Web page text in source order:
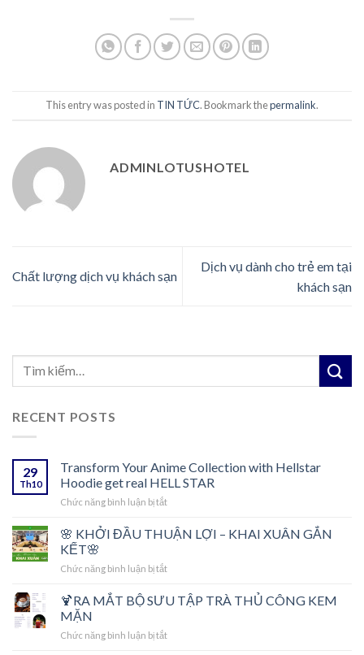
This entry was posted in TIN TỨC. Bookmark thepermalink.
ADMINLOTUSHOTEL
Chất lượng dịch vụ khách sạn
Dịch vụ dành cho trẻ em tại
khách sạn
RECENT POSTS
29
Th10
Transform Your Anime Collection with Hellstar
Hoodie get real HELL STAR
Chức năng bình luận bị tắtở
Your
Anime
with
Hoodie
HELL
🌸 KHỞI ĐẦU THUẬN LỢI – KHAI XUÂN GẮN
KẾT🌸
Chức năng bình luận bị tắtở
KHỞI
ĐẦU
LỢI
🍹RA MẮT BỘ SƯU TẬP TRÀ THỦ CÔNG KEM
MẶN
Chức năng bình luận bị tắtở